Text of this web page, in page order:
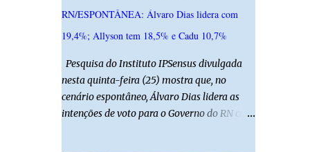
RN/ESPONTÂNEA: Álvaro Dias lidera com
19,4%; Allyson tem 18,5% e Cadu 10,7%
Pesquisa do Instituto IPSensus divulgada
nesta quinta-feira (25) mostra que, no
cenário espontâneo, Álvaro Dias lidera as
intenções de voto para o Governo do RN com